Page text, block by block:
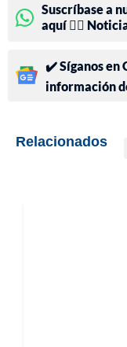
Suscríbase a
aquí 👉🏻
✔️ Síganos en
información
Relacionados